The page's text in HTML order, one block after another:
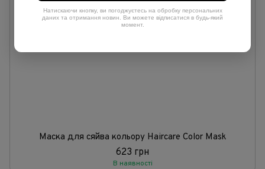
Маска для сяйва кольору Haircare Color Mask
623 грн
В наявності
Натискаючи кнопку, ви погоджуєтесь на обробку персональних
даних та отримання новин. Ви можете відписатися в будь-який
момент.